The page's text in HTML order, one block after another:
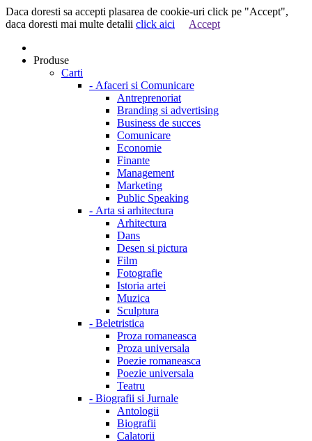
Daca doresti sa accepti plasarea de cookie-uri click pe "Accept",
daca doresti mai multe detalii click aici Accept
Produse
Carti
- Afaceri si Comunicare
Antreprenoriat
Branding si advertising
Business de succes
Comunicare
Economie
Finante
Management
Marketing
Public Speaking
- Arta si arhitectura
Arhitectura
Dans
Desen si pictura
Film
Fotografie
Istoria artei
Muzica
Sculptura
- Beletristica
Proza romaneasca
Proza universala
Poezie romaneasca
Poezie universala
Teatru
- Biografii si Jurnale
Antologii
Biografii
Calatorii